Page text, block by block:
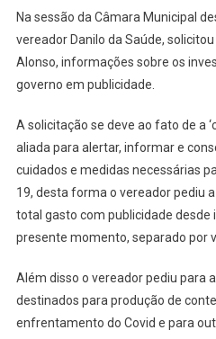
Na sessão da Câmara Municipal
vereador Danilo da Saúde,
Alonso, informações sobre os
governo em publicidade.
A solicitação se deve ao fato de a
aliada para alertar, informar e
cuidados e medidas necessárias
19, desta forma o vereador pediu
total gasto com publicidade desde
presente momento, separado por
Além disso o vereador pediu para
destinados para produção de
enfrentamento do Covid e para